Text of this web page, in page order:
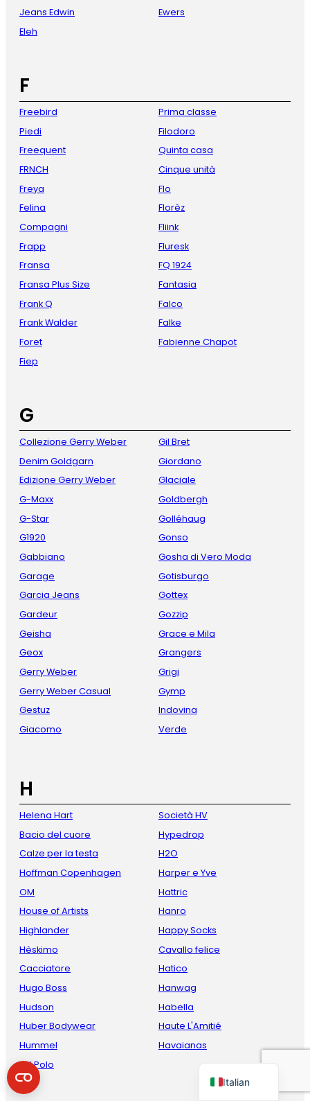
Jeans Edwin
Eleh
Ewers
F
Freebird
Piedi
Freequent
FRNCH
Freya
Felina
Compagni
Frapp
Fransa
Fransa Plus Size
Frank Q
Frank Walder
Foret
Fiep
Prima classe
Filodoro
Quinta casa
Cinque unità
Flo
Florèz
Fliink
Fluresk
FQ 1924
Fantasia
Falco
Falke
Fabienne Chapot
G
Collezione Gerry Weber
Denim Goldgarn
Edizione Gerry Weber
G-Maxx
G-Star
G1920
Gabbiano
Garage
Garcia Jeans
Gardeur
Geisha
Geox
Gerry Weber
Gerry Weber Casual
Gestuz
Giacomo
Gil Bret
Giordano
Glaciale
Goldbergh
Golléhaug
Gonso
Gosha di Vero Moda
Gotisburgo
Gottex
Gozzip
Grace e Mila
Grangers
Grigi
Gymp
Indovina
Verde
H
Helena Hart
Bacio del cuore
Calze per la testa
Hoffman Copenhagen
OM
House of Artists
Highlander
Hèskimo
Cacciatore
Hugo Boss
Hudson
Huber Bodywear
Hummel
HV Polo
Società HV
Hypedrop
H2O
Harper e Yve
Hattric
Hanro
Happy Socks
Cavallo felice
Hatico
Hanwag
Habella
Haute L'Amitié
Havaianas
Italian